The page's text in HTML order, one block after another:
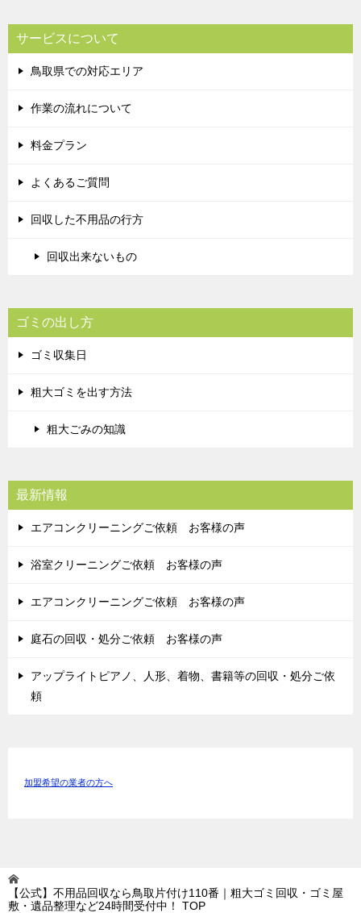
サービスについて
鳥取県での対応エリア
作業の流れについて
料金プラン
よくあるご質問
回収した不用品の行方
回収出来ないもの
ゴミの出し方
ゴミ収集日
粗大ゴミを出す方法
粗大ごみの知識
最新情報
エアコンクリーニングご依頼 お客様の声
浴室クリーニングご依頼 お客様の声
エアコンクリーニングご依頼 お客様の声
庭石の回収・処分ご依頼 お客様の声
アップライトピアノ、人形、着物、書籍等の回収・処分ご依
頼
加盟希望の業者の方へ
【公式】不用品回収なら鳥取片付け110番｜粗大ゴミ回収・ゴミ屋
敷・遺品整理など24時間受付中！
TOP